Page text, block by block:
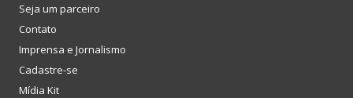
Seja um parceiro
Contato
Imprensa e Jornalismo
Cadastre-se
Mídia Kit